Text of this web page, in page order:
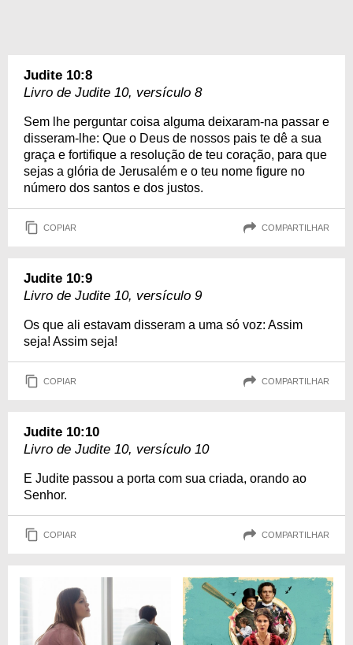
Judite 10:8
Livro de Judite 10, versículo 8
Sem lhe perguntar coisa alguma deixaram-na passar e
disseram-lhe: Que o Deus de nossos pais te dê a sua
graça e fortifique a resolução de teu coração, para que
sejas a glória de Jerusalém e o teu nome figure no
número dos santos e dos justos.
COPIAR COMPARTILHAR
Judite 10:9
Livro de Judite 10, versículo 9
Os que ali estavam disseram a uma só voz: Assim
seja! Assim seja!
COPIAR COMPARTILHAR
Judite 10:10
Livro de Judite 10, versículo 10
E Judite passou a porta com sua criada, orando ao
Senhor.
COPIAR COMPARTILHAR